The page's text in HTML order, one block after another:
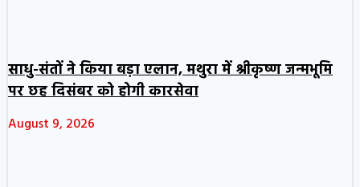
साधु-संतों ने किया बड़ा एलान, मथुरा में श्रीकृष्ण जन्मभूमि
पर छह दिसंबर को होगी कारसेवा
August 9, 2026